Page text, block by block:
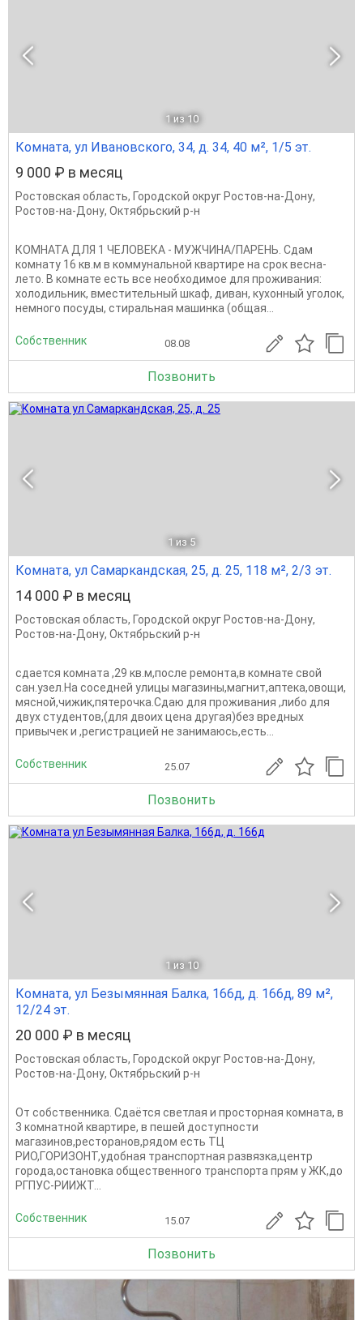
1 из 10
Комната, ул Ивановского, 34, д. 34, 40 м², 1/5 эт.
9 000 ₽ в месяц
Ростовская область, Городской округ Ростов-на-Дону,
Ростов-на-Дону, Октябрьский р-н
КОМНАТА ДЛЯ 1 ЧЕЛОВЕКА - МУЖЧИНА/ПАРЕНЬ. Сдам
комнату 16 кв.м в коммунальной квартире на срок весна-
лето. В комнате есть все необходимое для проживания:
холодильник, вместительный шкаф, диван, кухонный уголок,
немного посуды, стиральная машинка (общая...
Собственник 08.08
Позвонить
1 из 5
Комната, ул Самаркандская, 25, д. 25, 118 м², 2/3 эт.
14 000 ₽ в месяц
Ростовская область, Городской округ Ростов-на-Дону,
Ростов-на-Дону, Октябрьский р-н
сдается комната ,29 кв.м,после ремонта,в комнате свой
сан.узел.На соседней улицы магазины,магнит,аптека,овощи,
мясной,чижик,пятерочка.Сдаю для проживания ,либо для
двух студентов,(для двоих цена другая)без вредных
привычек и ,регистрацией не занимаюсь,есть...
Собственник 25.07
Позвонить
1 из 10
Комната, ул Безымянная Балка, 166д, д. 166д, 89 м²,
12/24 эт.
20 000 ₽ в месяц
Ростовская область, Городской округ Ростов-на-Дону,
Ростов-на-Дону, Октябрьский р-н
От собственника. Сдаётся светлая и просторная комната, в
3 комнатной квартире, в пешей доступности
магазинов,ресторанов,рядом есть ТЦ
РИО,ГОРИЗОНТ,удобная транспортная развязка,центр
города,остановка общественного транспорта прям у ЖК,до
РГПУС-РИИЖТ...
Собственник 15.07
Позвонить